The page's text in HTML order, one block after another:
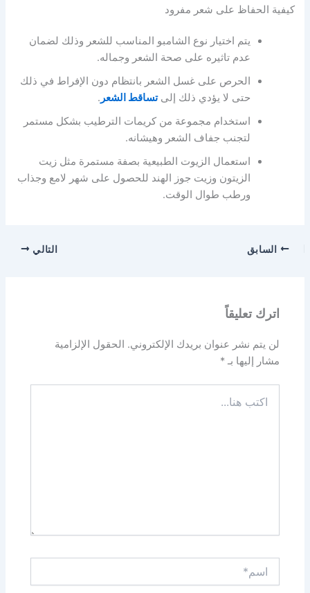
كيفية الحفاظ على شعر مفرود
يتم اختيار نوع الشامبو المناسب للشعر وذلك لضمان
عدم تاثيره على صحة الشعر وجماله.
الحرص على غسل الشعر بانتظام دون الإفراط في ذلك
حتى لا يؤدي ذلك إلىتساقط الشعر .
استخدام مجموعة من كريمات الترطيب بشكل مستمر
لتجنب جفاف الشعر وهيشانه.
استعمال الزيوت الطبيعية بصفة مستمرة مثل زيت
الزيتون وزيت جوز الهند للحصول على شهر لامع وجذاب
ورطب طوال الوقت.
السابق التالي
اترك تعليقاً
لن يتم نشر عنوان بريدك الإلكتروني. الحقول الإلزامية
مشار إليها بـ*
هنا...